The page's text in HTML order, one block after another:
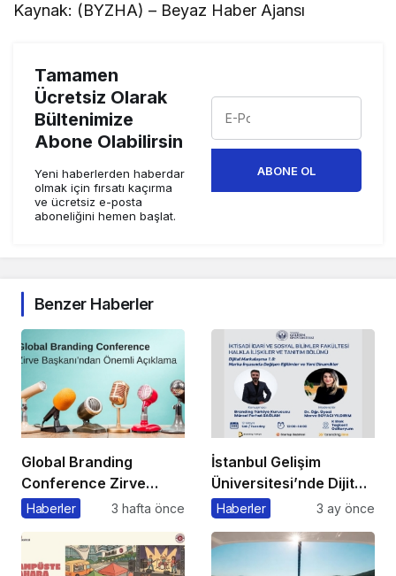
Kaynak: (BYZHA) – Beyaz Haber Ajansı
Tamamen
Ücretsiz Olarak
Bültenimize
Abone Olabilirsin
Yeni haberlerden haberdar
olmak için fırsatı kaçırma
ve ücretsiz e-posta
aboneliğini hemen başlat.
ABONE OL
Benzer Haberler
Global Branding
Conference Zirve
Başkanı’ndan Önemli
Haberler 3 hafta önce
İstanbul Gelişim
Üniversitesi’nde Dijital
Markalaşma 1.0
Haberler 3 ay önce